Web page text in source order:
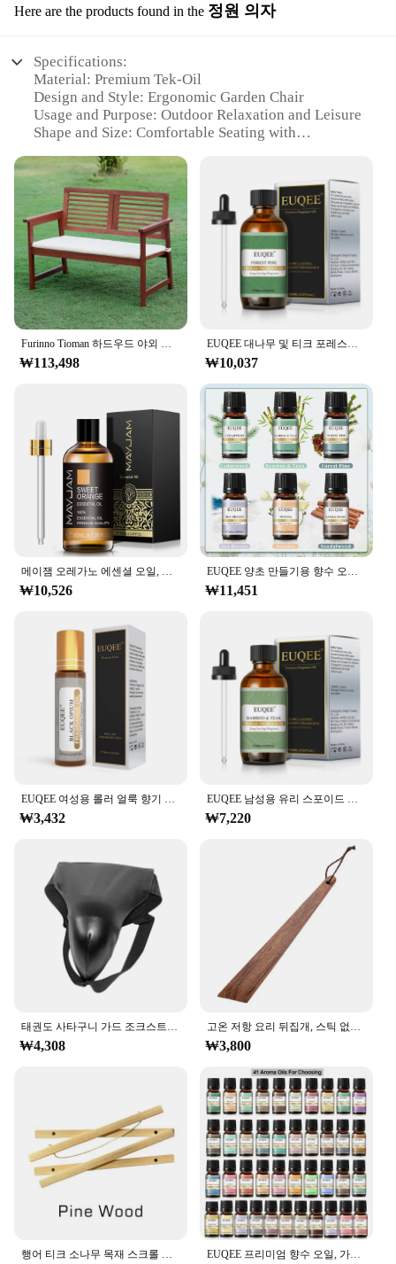
Here are the products found in the 정원 의자
Specifications:
Material: Premium Tek-Oil
Design and Style: Ergonomic Garden Chair
Usage and Purpose: Outdoor Relaxation and Leisure
Shape and Size: Comfortable Seating with
Performance and Property: Durable and Weather-
Resistant
Parts and Accessories: Includes Chair and Cushion
Features:
**Unmatched Comfort and Durability**
Step into the serene world of outdoor relaxation
with the Tek-Oil Garden Chair, a masterpiece of
ergonomic design and robust construction. Crafted
from premium Tek-Oil, this chair promises
longevity and resistance to the elements, ensuring
your outdoor space remains a sanctuary for years to
come. The ergonomic design provides ample
support for your back and spine, allowing you to
unwind in comfort after a long day. Whether you're
enjoying a quiet moment in your garden or hosting
a casual outdoor gathering, this chair is the perfect
blend of style and function.
**Versatile and Easy to Maintain**
This garden chair isn't just about comfort; it's also
about versatility. Its sleek and modern design
complements any outdoor setting, from a tranquil
backyard to a bustling patio. The chair's lightweight
nature makes it easy to move around, while its
frequent use. Maintenance is a breeze, as the Tek-
Oil material is known for its resistance to stains and
weathering, making it a low-maintenance addition
to your outdoor furniture collection.
**Ideal for Wholesale and Vendors**
For those in the business of selling outdoor
furniture, the Tek-Oil Garden Chair is an excellent
choice. Its durability, versatility, and aesthetic
purchase in sets, this chair is perfect for vendors
looking to offer a complete outdoor seating solution
elements and its timeless design make it an
excellent investment for wholesalers and retailers
alike.
Furinno Tioman 하드우드 야외 벤치, 천연 티크 오일, FG161167
₩113,498
EUQEE 대나무 및 티크 포레스트 소나무 향기 오일, 아로마 테라피, 비누 만들기, 목욕 폭탄용 유리 스포이드 포함, 에센셜 오일
₩10,037
메이잼 오레가노 에센셜 오일, 네롤리, 헬크라이섬, 코파이바, 심황, 스피어민트, 아니스 스타, 2024 년, 뉴 아로마 오일
₩10,526
EUQEE 양초 만들기용 향수 오일 선물 세트-10ml 바다 바람, 숲 소나무, 대나무 및 티크, 삼나무, 백단향, 프리지아, 6 개
₩11,451
₩3,432 ₩7,220
₩4,308 ₩3,800
EUQEE 프리미엄 향수 오일, 가습기 디퓨저, 코코넛 바닐라 숲 소나무 백단향 대나무 및 티크 망고 아로마 오일, 10ml